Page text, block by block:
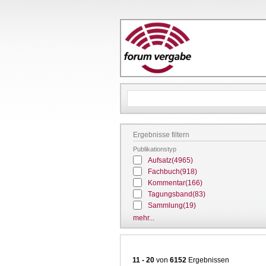
Ergebnisse filtern
Publikationstyp
Aufsatz(4965)
Fachbuch(918)
Kommentar(166)
Tagungsband(83)
Sammlung(19)
mehr...
11 - 20 von 6152 Ergebnissen